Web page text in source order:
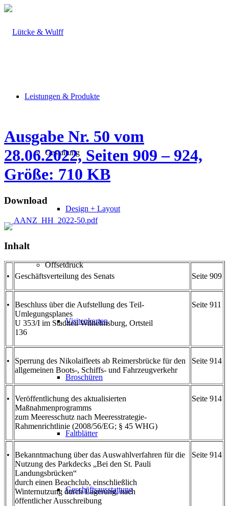
Leistungen & Produkte
Gestaltung
Design + Layout
Offsetdruck
Visitenkarten
Broschüren
Faltblätter
Geschäftsausstattung
Ausgabe Nr. 50 vom
28.06.2022, Seiten 909 – 924,
Größe: 710 KB
Download
AANZ_HH_2022-50.pdf
Inhalt
• Geschäftsverteilung des Senats Seite 909
•
Beschluss über die Aufstellung des Teil-
Umlegungsplanes
U 353/I im Stadtteil Wilhelmsburg, Ortsteil
136
Seite 911
•
Sperrung des Nikolaifleets ab Reimersbrücke für den
allgemeinen Boots-, Schiffs- und Fahrzeugverkehr
Seite 914
•
Veröffentlichung des aktualisierten
Maßnahmenprogramms
zum Meeresschutz nach Meeresstrategie-
Rahmenrichtlinie (2008/56/EG; § 45 WHG)
Seite 914
•
Bekanntmachung über das Auswahlverfahren für die
Nutzung des Parkdecks „Bei den St. Pauli
Landungsbrücken“
durch einen Beachclub, einschließlich
Winternutzung durch Lagerung, nach
öffentlicher Ausschreibung
Seite 914